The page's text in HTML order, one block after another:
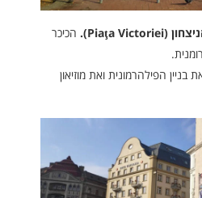
(
Piaţa Victoriei
). הכיכר
הפילהרמונית ואת מוזיאון